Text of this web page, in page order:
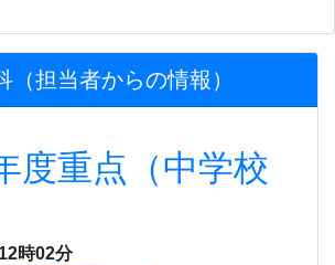
（担当者からの情報）
度重点（中学校
時02分